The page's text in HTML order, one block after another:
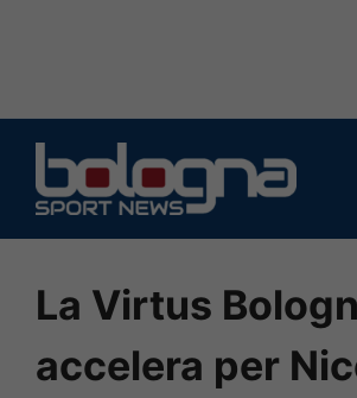
contenuto
La Virtus
accelera per